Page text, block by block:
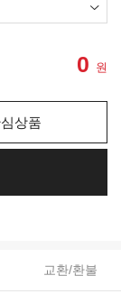
0 원
상품
교환/환불